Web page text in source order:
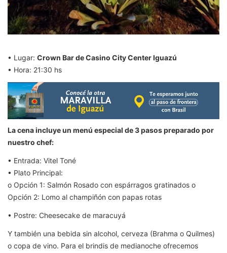
• Lugar: Crown Bar de Casino City Center Iguazú
• Hora: 21:30 hs
La cena incluye un menú especial de 3 pasos preparado por
nuestro chef:
• Entrada: Vitel Toné
• Plato Principal:
o Opción 1: Salmón Rosado con espárragos gratinados o
Opción 2: Lomo al champiñón con papas rotas
• Postre: Cheesecake de maracuyá
Y también una bebida sin alcohol, cerveza (Brahma o Quilmes)
o copa de vino. Para el brindis de medianoche ofrecemos